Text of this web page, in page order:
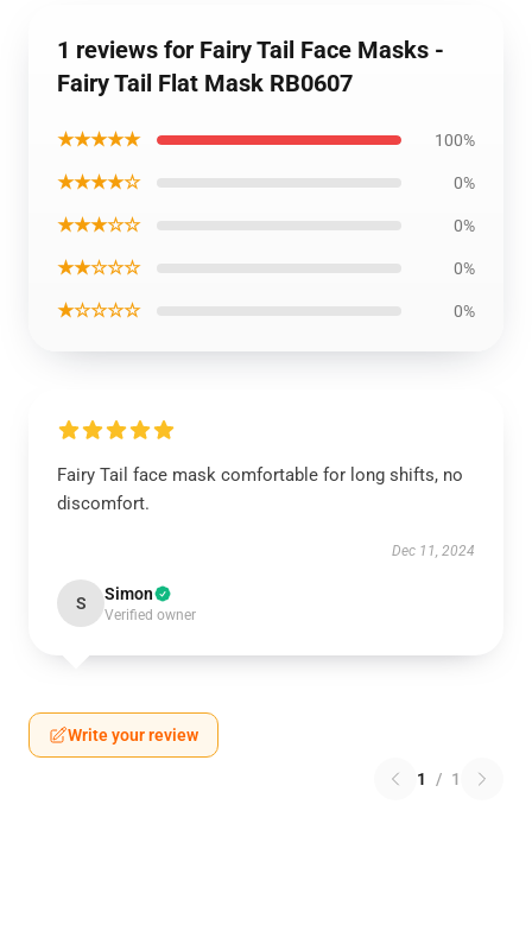
1 reviews for Fairy Tail Face Masks -
Fairy Tail Flat Mask RB0607
★★★★★ 100%
★★★★☆ 0%
★★★☆☆ 0%
★★☆☆☆ 0%
★☆☆☆☆ 0%
Fairy Tail face mask comfortable for long shifts, no
discomfort.
Dec 11, 2024
S Simon
Verified owner
Write your review
1 / 1